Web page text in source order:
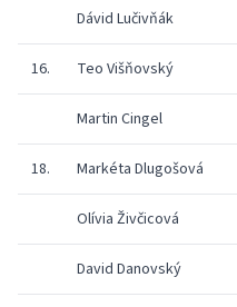
Dávid Lučivňák
16. Teo Višňovský
Martin Cingel
18. Markéta Dlugošová
Olívia Živčicová
David Danovský